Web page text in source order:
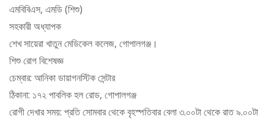
এমবিবিএস, এমডি (শিশু)
সহকারী অধ্যাপক
শেখ সায়েরা খাতুন মেডিকেল কলেজ, গোপালগঞ্জ।
শিশু রোগ বিশেষজ্ঞ
চেম্বার: আনিকা ডায়াগনস্টিক সেন্টার
ঠিকানা: ১৭২ পাবলিক হল রোড, গোপালগঞ্জ
রোগী দেখার সময়: প্রতি সোমবার থেকে বৃহস্পতিবার বেলা ৩.০০টা থেকে রাত ৯.০০টা